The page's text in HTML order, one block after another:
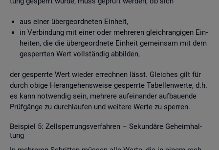
aus einer über­ge­ord­ne­ten Ein­heit,
in Ver­bin­dung mit einer oder meh­re­ren gleich­ran­gi­gen Ein­
hei­ten, die die über­ge­ord­ne­te Ein­heit ge­mein­sam mit dem
ge­sperr­ten Wert voll­stän­dig ab­bil­den,
der ge­sperr­te Wert wie­der er­rech­nen lässt. Glei­ches gilt für
durch obige Her­an­ge­hens­wei­se ge­sperr­te Ta­bel­len­wer­te, d.h.
es kann not­wen­dig sein, meh­re­re auf­ein­an­der auf­bau­en­de
Prüf­gän­ge zu durch­lau­fen und wei­te­re Werte zu sper­ren.
Bei­spiel 5: Zell­sper­rungs­ver­fah­ren – Se­kun­dä­re Ge­heim­hal­
tung